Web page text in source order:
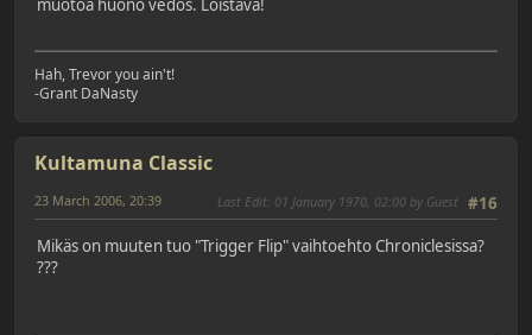
muotoa huono vedos. Loistava!
Hah, Trevor you ain't!
-Grant DaNasty
Kultamuna Classic
#16
23 March 2006, 20:39 Last Edit: 01 January 1970, 02:00 by Guest
Mikäs on muuten tuo "Trigger Flip" vaihtoehto Chroniclesissa?
???